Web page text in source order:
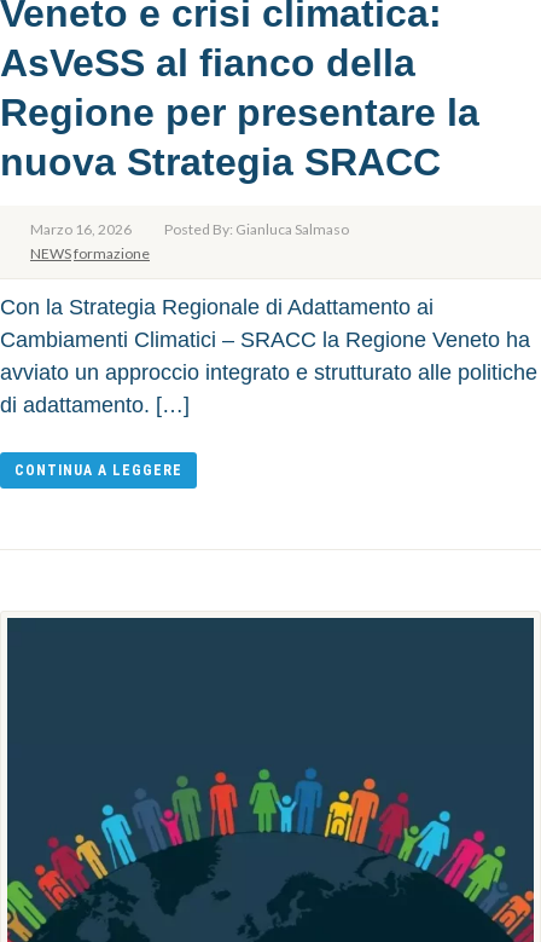
Veneto e crisi climatica:
AsVeSS al fianco della
Regione per presentare la
nuova Strategia SRACC
Marzo 16, 2026
Posted By: Gianluca Salmaso
NEWSformazione
Con la Strategia Regionale di Adattamento ai
Cambiamenti Climatici – SRACC la Regione Veneto ha
avviato un approccio integrato e strutturato alle politiche
di adattamento. […]
CONTINUA A LEGGERE